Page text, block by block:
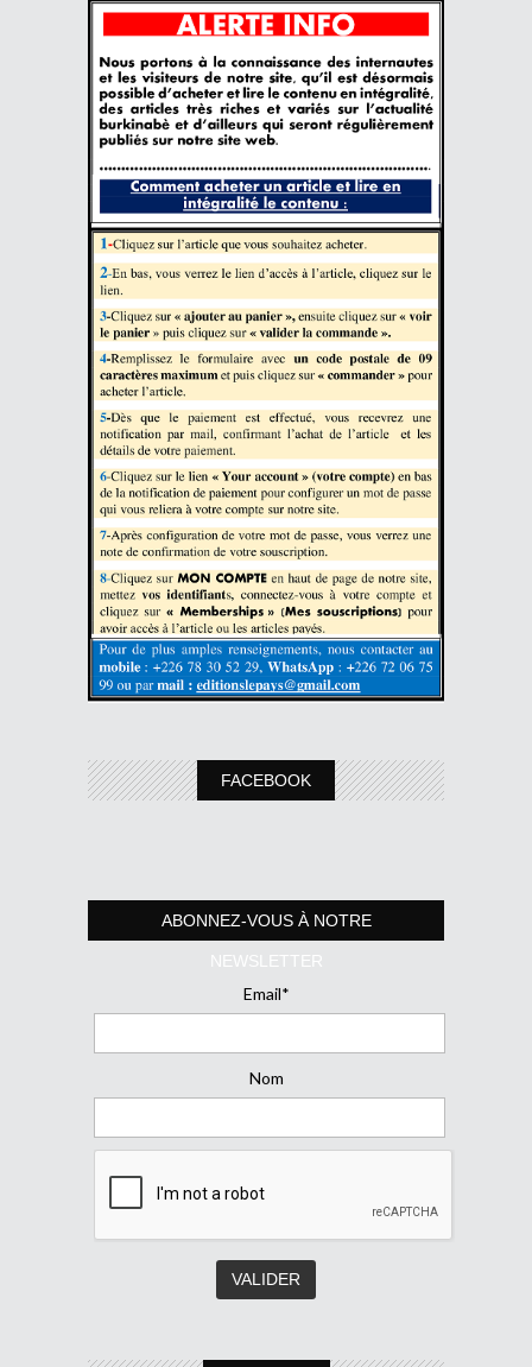
FACEBOOK
ABONNEZ-VOUS À NOTRE
NEWSLETTER
Email*
Nom